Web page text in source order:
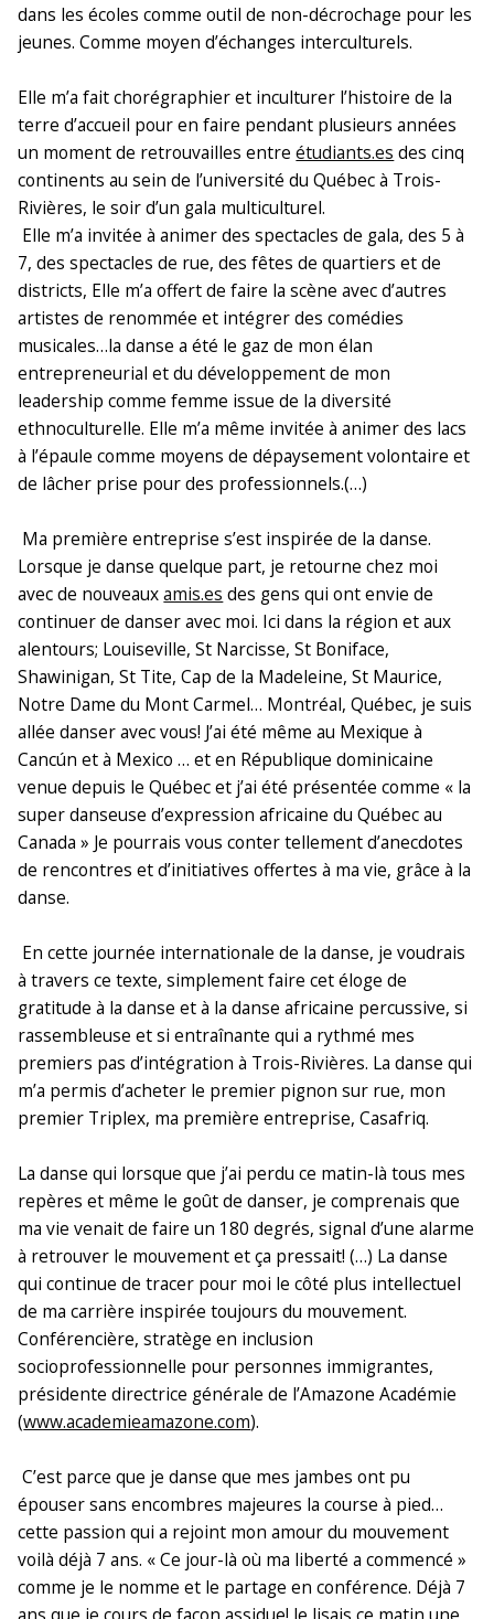
dans les écoles comme outil de non-décrochage pour les
jeunes. Comme moyen d’échanges interculturels.
Elle m’a fait chorégraphier et inculturer l’histoire de la
terre d’accueil pour en faire pendant plusieurs années
un moment de retrouvailles entreétudiants.es des cinq
continents au sein de l’université du Québec à Trois-
Rivières, le soir d’un gala multiculturel.
Elle m’a invitée à animer des spectacles de gala, des 5 à
7, des spectacles de rue, des fêtes de quartiers et de
districts, Elle m’a offert de faire la scène avec d’autres
artistes de renommée et intégrer des comédies
musicales…la danse a été le gaz de mon élan
entrepreneurial et du développement de mon
leadership comme femme issue de la diversité
ethnoculturelle. Elle m’a même invitée à animer des lacs
à l’épaule comme moyens de dépaysement volontaire et
de lâcher prise pour des professionnels.(…)
Ma première entreprise s’est inspirée de la danse.
Lorsque je danse quelque part, je retourne chez moi
avec de nouveauxamis.es des gens qui ont envie de
continuer de danser avec moi. Ici dans la région et aux
alentours; Louiseville, St Narcisse, St Boniface,
Shawinigan, St Tite, Cap de la Madeleine, St Maurice,
Notre Dame du Mont Carmel… Montréal, Québec, je suis
allée danser avec vous! J’ai été même au Mexique à
Cancún et à Mexico … et en République dominicaine
venue depuis le Québec et j’ai été présentée comme « la
super danseuse d’expression africaine du Québec au
Canada » Je pourrais vous conter tellement d’anecdotes
de rencontres et d’initiatives offertes à ma vie, grâce à la
danse.
En cette journée internationale de la danse, je voudrais
à travers ce texte, simplement faire cet éloge de
gratitude à la danse et à la danse africaine percussive, si
rassembleuse et si entraînante qui a rythmé mes
premiers pas d’intégration à Trois-Rivières. La danse qui
m’a permis d’acheter le premier pignon sur rue, mon
premier Triplex, ma première entreprise, Casafriq.
La danse qui lorsque que j’ai perdu ce matin-là tous mes
repères et même le goût de danser, je comprenais que
ma vie venait de faire un 180 degrés, signal d’une alarme
à retrouver le mouvement et ça pressait! (…) La danse
qui continue de tracer pour moi le côté plus intellectuel
de ma carrière inspirée toujours du mouvement.
Conférencière, stratège en inclusion
socioprofessionnelle pour personnes immigrantes,
présidente directrice générale de l’Amazone Académie
(www.academieamazone.com).
C’est parce que je danse que mes jambes ont pu
épouser sans encombres majeures la course à pied…
cette passion qui a rejoint mon amour du mouvement
voilà déjà 7 ans. « Ce jour-là où ma liberté a commencé »
comme je le nomme et le partage en conférence. Déjà 7
ans que je cours de façon assidue! Je lisais ce matin une